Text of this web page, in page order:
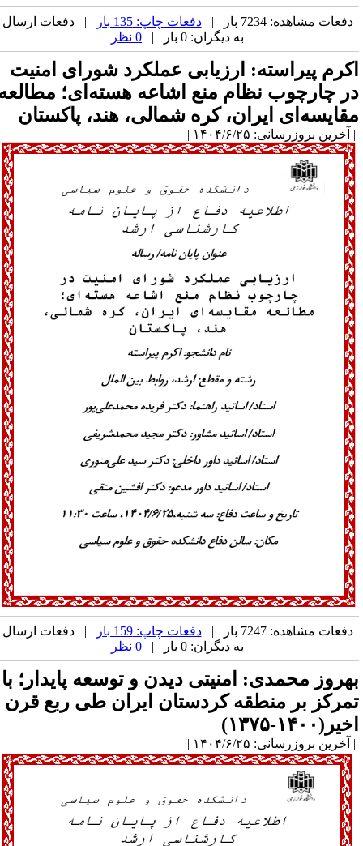
دفعات مشاهده: 7234 بار | دفعات چاپ: 135 بار
| دفعات ارسال
به دیگران: 0 بار |
پیراسته: ارزیابی عملکرد شورای امنیت
چارچوب نظام منع اشاعه هسته‌ای؛ مطالعه
ایران، کره شمالی، هند، پاکستان
بروزرسانی: ۱۴۰۴/۶/۲۵ |
دفعات مشاهده: 7247 بار | دفعات چاپ: 159 بار
| دفعات ارسال
به دیگران: 0 بار |
محمدی: امنیتی دیدن و توسعه پایدار؛ با
بر منطقه کردستان ایران طی ربع قرن
۱۳۷۵)
بروزرسانی: ۱۴۰۴/۶/۲۵ |